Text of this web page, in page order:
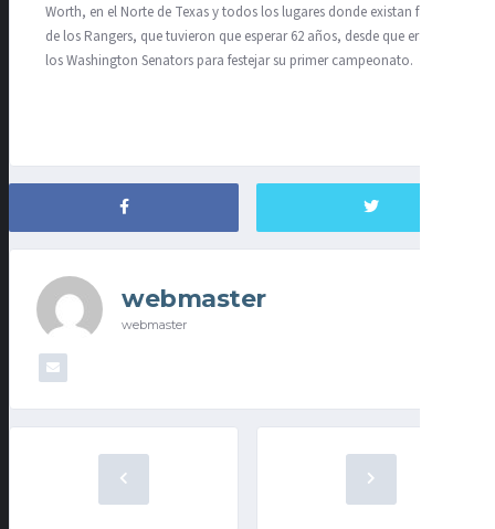
Worth, en el Norte de Texas y todos los lugares donde existan fans
de los Rangers, que tuvieron que esperar 62 años, desde que eran
los Washington Senators para festejar su primer campeonato.
webmaster
webmaster